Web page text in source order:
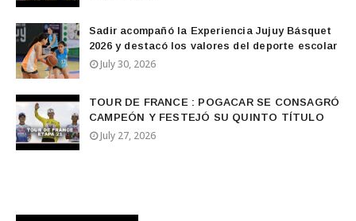
Sadir acompañó la Experiencia Jujuy Básquet
2026 y destacó los valores del deporte escolar
July 30, 2026
TOUR DE FRANCE : POGACAR SE CONSAGRÓ
CAMPEÓN Y FESTEJÓ SU QUINTO TÍTULO
July 27, 2026